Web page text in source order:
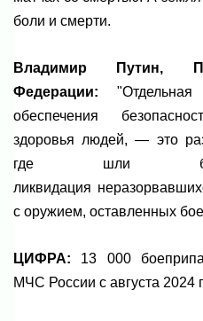
боли и смерти.
Владимир Путин,
Федерации:
обеспечения
здоровья людей, — это
где шли
ликвидация
с оружием, оставленных
ЦИФРА: 13 000
МЧС России с августа 2024